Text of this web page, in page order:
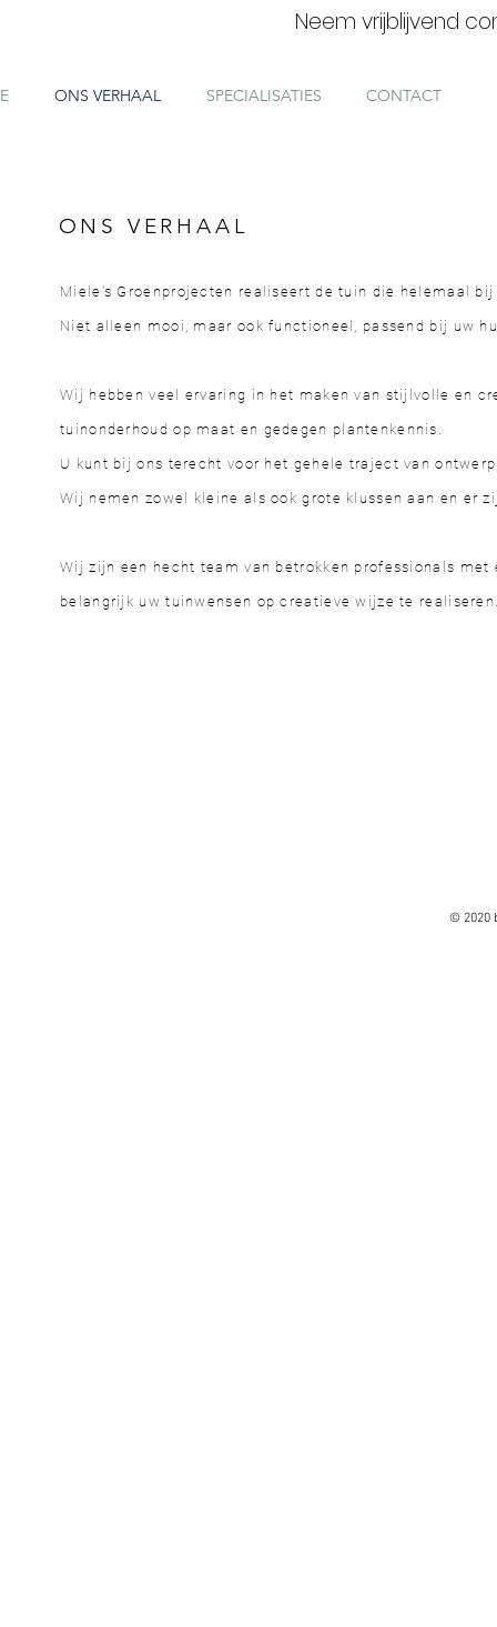
Neem vrijblijvend
ONS VERHAAL SPECIALISATIES CONTACT
ONS VERHAAL
Miele's Groenprojecten realiseert de tuin die helemaal
Niet alleen mooi, maar ook functioneel, passend bij uw
Wij hebben veel ervaring in het maken van stijlvolle en
tuinonderhoud op maat en gedegen plantenkennis.
U kunt bij ons terecht voor het gehele traject van
Wij nemen zowel kleine als ook grote klussen aan en er
Wij zijn een hecht team van betrokken professionals
belangrijk uw tuinwensen op creatieve wijze te
© 2020